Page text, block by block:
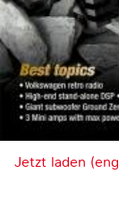
Jetzt laden